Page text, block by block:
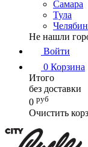
Самара
Тула
Не нашли
Войти
0 Корзина
Итого
без доставки
0 руб
Очистить